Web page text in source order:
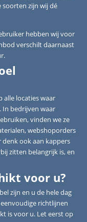
soorten zijn wij dé
hebben wij voor
verschilt daarnaast
locaties waar
In bedrijven waar
vinden we ze
webshoporders
ook aan kappers
zitten belangrijk is, en
voor u?
zijn en u de hele dag
richtlijnen
is voor u. Let eerst op